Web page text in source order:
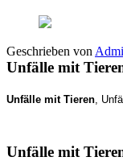
Geschrieben von
Unfälle mit
Unfälle mit Tieren ,
Unfälle mit